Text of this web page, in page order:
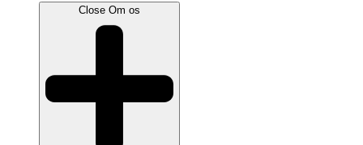
Close Om os